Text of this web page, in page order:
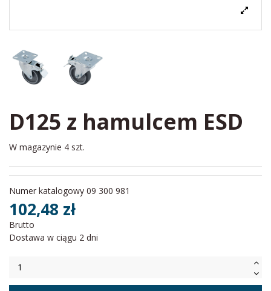
D125 z hamulcem ESD
W magazynie 4 szt.
Numer katalogowy 09 300 981
102,48 zł
Brutto
Dostawa w ciągu 2 dni